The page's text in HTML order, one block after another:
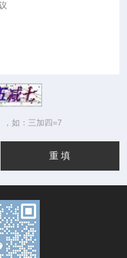
，如：三加四=7